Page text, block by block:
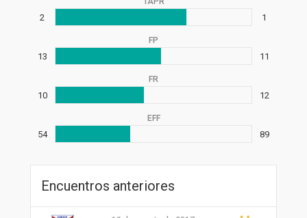
2 1
FP
13 11
FR
10 12
EFF
54 89
Encuentros anteriores